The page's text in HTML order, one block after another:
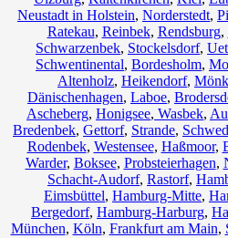
Neustadt in Holstein, Norderstedt,
Ratekau, Reinbek, Rendsburg,
Schwarzenbek, Stockelsdorf,
Schwentinental, Bordesholm,
Altenholz, Heikendorf,
Dänischenhagen, Laboe,
Ascheberg, Honigsee, Wasbek,
Bredenbek, Gettorf, Strande,
Rodenbek, Westensee, Haßmoor,
Warder, Boksee, Probsteierhagen,
Schacht-Audorf, Rastorf,
Eimsbüttel, Hamburg-Mitte,
Bergedorf, Hamburg-Harburg,
München, Köln, Frankfurt am Main,